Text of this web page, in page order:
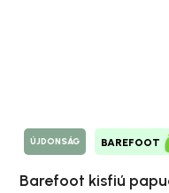
ÚJDONSÁG BAREFOOT
Barefoot kisfiú